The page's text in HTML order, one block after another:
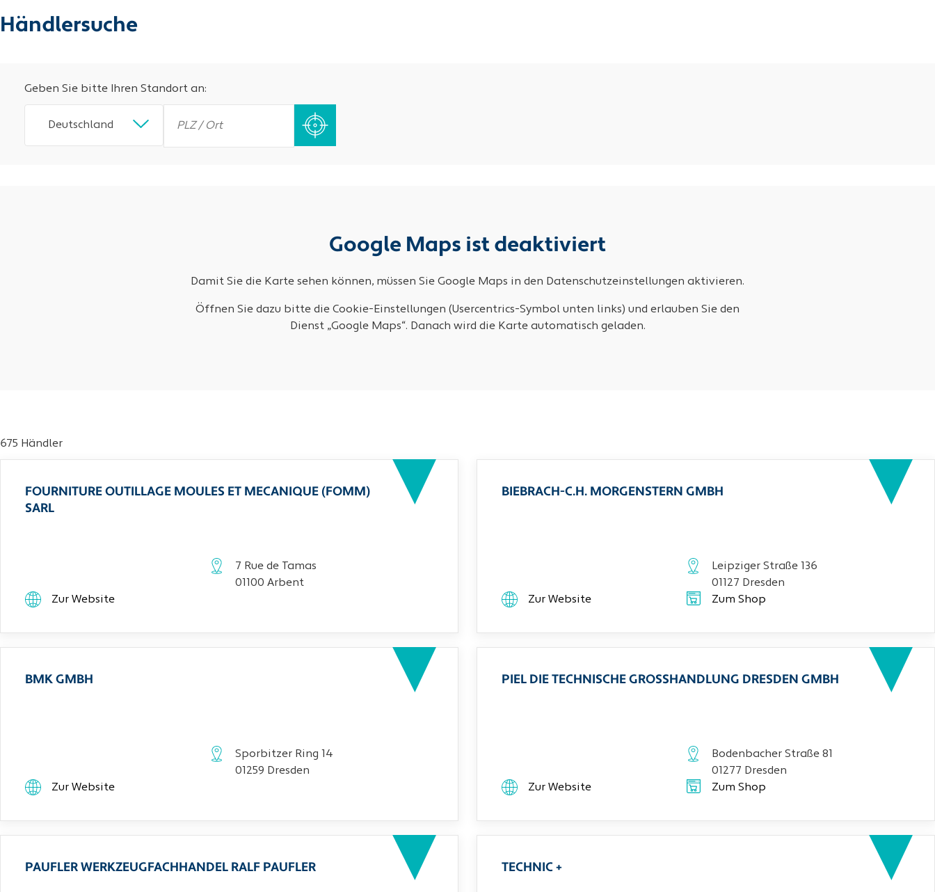
Händlersuche
Geben Sie bitte Ihren Standort an:
Deutschland
Google Maps ist deaktiviert
Damit Sie die Karte sehen können, müssen Sie Google Maps in den Datenschutzeinstellungen aktivieren.
Öffnen Sie dazu bitte die Cookie-Einstellungen (Usercentrics-Symbol unten links) und erlauben Sie den
Dienst „Google Maps“. Danach wird die Karte automatisch geladen.
675 Händler
FOURNITURE OUTILLAGE MOULES ET MECANIQUE (FOMM)
SARL
7 Rue de Tamas
01100 Arbent
Zur Website
BIEBRACH-C.H. MORGENSTERN GMBH
Leipziger Straße 136
01127 Dresden
Zur Website
Zum Shop
BMK GMBH
Sporbitzer Ring 14
01259 Dresden
Zur Website
PIEL DIE TECHNISCHE GROSSHANDLUNG DRESDEN GMBH
Bodenbacher Straße 81
01277 Dresden
Zur Website
Zum Shop
PAUFLER WERKZEUGFACHHANDEL RALF PAUFLER TECHNIC +